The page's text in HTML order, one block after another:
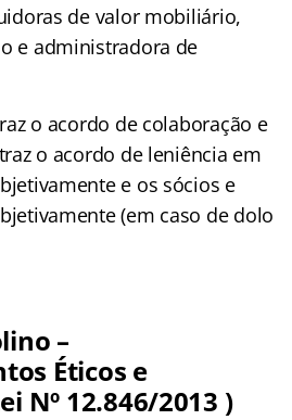
de valor mobiliário,
e administradora de
o acordo de colaboração e
o acordo de leniência em
e os sócios e
(em caso de dolo
–
Éticos e
Nº 12.846/2013 )